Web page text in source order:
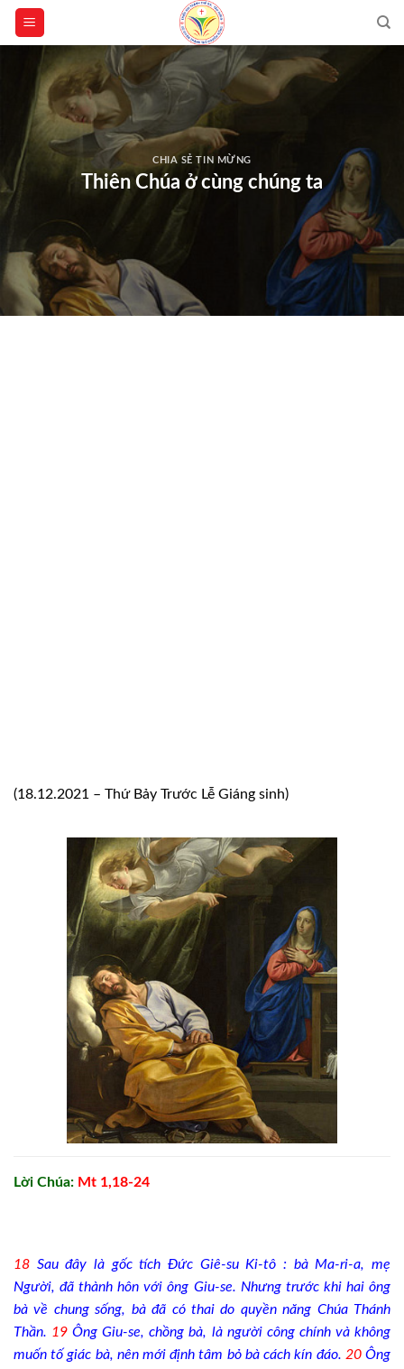
Skip
CHIA SẺ TIN MỪNG
Thiên Chúa ở cùng chúng ta
(18.12.2021 – Thứ Bảy Trước Lễ Giáng sinh)
Lời Chúa: Mt 1,18-24
18 Sau đây là gốc tích Đức Giê-su Ki-tô : bà Ma-ri-a, mẹ
Người, đã thành hôn với ông Giu-se. Nhưng trước khi hai ông
bà về chung sống, bà đã có thai do quyền năng Chúa Thánh
Thần. 19 Ông Giu-se, chồng bà, là người công chính và không
muốn tố giác bà, nên mới định tâm bỏ bà cách kín đáo. 20Ông